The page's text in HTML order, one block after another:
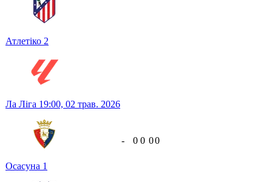
Атлетіко 2
Ла Ліга 19:00, 02 трав. 2026
Осасуна 1
- 0 0 00